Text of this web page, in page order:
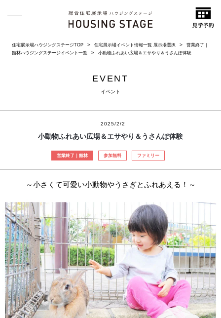
住宅展示場ハウジングステージTOP 住宅展示場イベント情報一覧 展示場選択
営業終了｜
館林ハウジングステージイベント一覧
小動物ふれあい広場＆エサやり＆うさんぽ体験
EVENT
イベント
2025/2/2
小動物ふれあい広場＆エサやり＆うさんぽ体験
営業終了｜館林 参加無料 ファミリー
～小さくて可愛い小動物やうさぎとふれあえる！～